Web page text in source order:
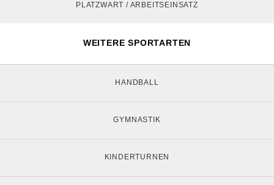
PLATZWART / ARBEITSEINSATZ
WEITERE SPORTARTEN
HANDBALL
GYMNASTIK
KINDERTURNEN